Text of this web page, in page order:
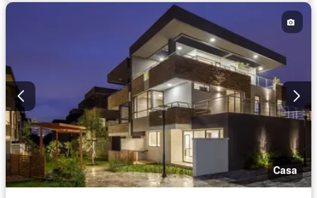
Casa